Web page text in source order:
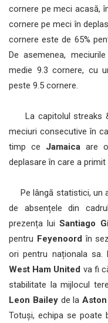
cornere pe meci acasă,
cornere pe meci în
cornere este de 65%
De asemenea,
medie 9.3 cornere, cu
peste 9.5 cornere.
La capitolul streaks
meciuri consecutive în
timp ce Jamaicaare o
deplasare în care a primit
Pe lângă statistici, un
de absențele din
prezența luiSantiago
pentru Feyenoord în
ori pentru naționala sa.
West Ham United va fi
stabilitate la mijlocul
Leon Baileyde la
Totuși, echipa se poate